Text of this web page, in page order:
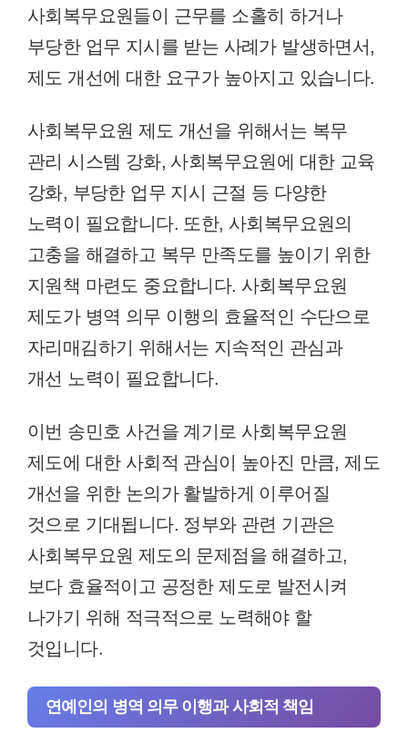
사회복무요원들이 근무를 소홀히 하거나
부당한 업무 지시를 받는 사례가 발생하면서,
제도 개선에 대한 요구가 높아지고 있습니다.
사회복무요원 제도 개선을 위해서는 복무
관리 시스템 강화, 사회복무요원에 대한 교육
강화, 부당한 업무 지시 근절 등 다양한
노력이 필요합니다. 또한, 사회복무요원의
고충을 해결하고 복무 만족도를 높이기 위한
지원책 마련도 중요합니다. 사회복무요원
제도가 병역 의무 이행의 효율적인 수단으로
자리매김하기 위해서는 지속적인 관심과
개선 노력이 필요합니다.
이번 송민호 사건을 계기로 사회복무요원
제도에 대한 사회적 관심이 높아진 만큼, 제도
개선을 위한 논의가 활발하게 이루어질
것으로 기대됩니다. 정부와 관련 기관은
사회복무요원 제도의 문제점을 해결하고,
보다 효율적이고 공정한 제도로 발전시켜
나가기 위해 적극적으로 노력해야 할
것입니다.
연예인의 병역 의무 이행과 사회적 책임